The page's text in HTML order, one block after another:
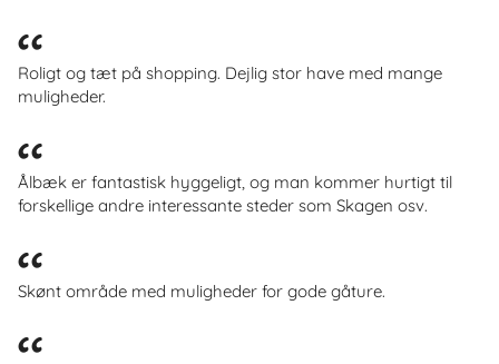
Roligt og tæt på shopping. Dejlig stor have med mange
muligheder.
Ålbæk er fantastisk hyggeligt, og man kommer hurtigt til
forskellige andre interessante steder som Skagen osv.
Skønt område med muligheder for gode gåture.